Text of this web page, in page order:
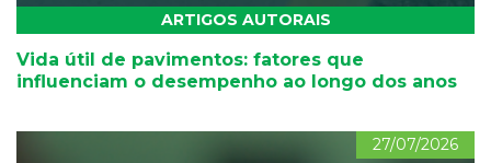
ARTIGOS AUTORAIS
Vida útil de pavimentos: fatores que
influenciam o desempenho ao longo dos anos
27/07/2026